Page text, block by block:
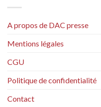
A propos de DAC presse
Mentions légales
CGU
Politique de confidentialité
Contact